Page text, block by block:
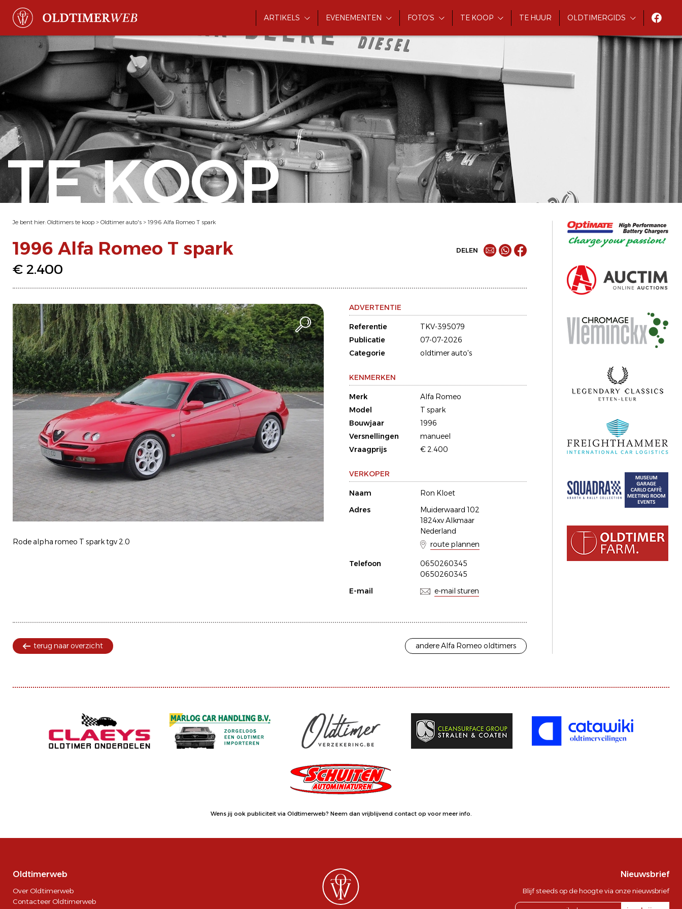
ARTIKELS EVENEMENTEN FOTO'S TE KOOP TE HUUR OLDTIMERGIDS
TE KOOP
Je bent hier: Oldtimers te koop > Oldtimer auto's > 1996 Alfa Romeo T spark
1996 Alfa Romeo T spark
€ 2.400
DELEN
Rode alpha romeo T spark tgv 2.0
ADVERTENTIE
Referentie
TKV-395079
Publicatie
07-07-2026
Categorie
oldtimer auto's
KENMERKEN
Merk
Alfa Romeo
Model
T spark
Bouwjaar
1996
Versnellingen
manueel
Vraagprijs
€ 2.400
VERKOPER
Naam
Ron Kloet
Adres
Muiderwaard 102
1824xv Alkmaar
Nederland
route plannen
Telefoon
0650260345
0650260345
E-mail
e-mail sturen
terug naar overzicht andere Alfa Romeo oldtimers
Wens jij ook publiciteit via Oldtimerweb? Neem dan vrijblijvend contact op voor meer info.
Oldtimerweb
Over Oldtimerweb
Contacteer Oldtimerweb
Nieuwsbrief
Blijf steeds op de hoogte via onze nieuwsbrief